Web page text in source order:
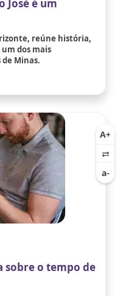
José é um
reúne história,
dos mais
Minas.
sobre o tempo de